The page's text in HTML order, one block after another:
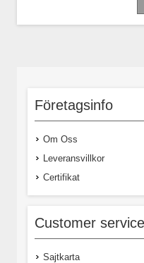
Företagsinfo
Om Oss
Leveransvillkor
Certifikat
Customer
Sajtkarta